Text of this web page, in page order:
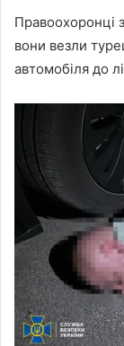
Правоохоронці
вони везли
автомобіля до